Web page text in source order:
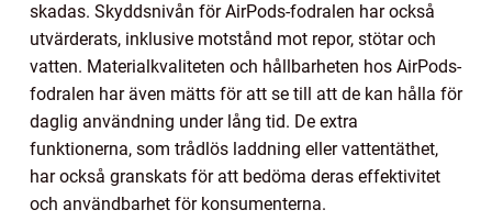
skadas. Skyddsnivån för AirPods-fodralen har också
utvärderats, inklusive motstånd mot repor, stötar och
vatten. Materialkvaliteten och hållbarheten hos AirPods-
fodralen har även mätts för att se till att de kan hålla för
daglig användning under lång tid. De extra
funktionerna, som trådlös laddning eller vattentäthet,
har också granskats för att bedöma deras effektivitet
och användbarhet för konsumenterna.